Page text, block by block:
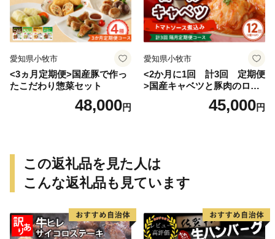
愛知県小牧市
<3ヵ月定期便>国産豚で作っ
たこだわり惣菜セット
48,000円
愛知県小牧市
<2か月に1回 計3回 定期便
>国産キャベツと豚肉のロー
ルキャベツ（6P入り）
45,000円
この返礼品を見た人は
こんな返礼品も見ています